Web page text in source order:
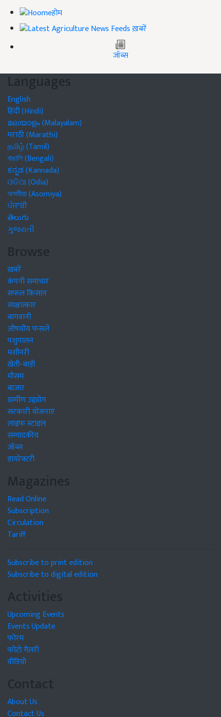
होम
ख़बरें
जॉब्स
Languages
English
हिंदी (Hindi)
മലയാളം (Malayalam)
मराठी (Marathi)
தமிழ் (Tamil)
বাঙালি (Bengali)
ಕನ್ನಡ (Kannada)
ଓଡିଆ (Odia)
অসমীয়া (Asomiya)
ਪੰਜਾਬੀ
తెలుగు
ગુજરાતી
Browse
खबरें
कंपनी समाचार
सफल किसान
साक्षात्कार
बागवानी
औषधीय फसलें
पशुपालन
मशीनरी
खेती-बाड़ी
मौसम
बाजार
ग्रामीण उद्द्योग
सरकारी योजनाएं
लाइफ स्टाइल
सम्पादकीय
जॉब्स
डायरेक्टरी
Magazines
Read Online
Subscription
Circulation
Tariff
Subscribe to print edition
Subscribe to digital edition
Activities
Upcoming Events
Events Update
फोरम
फोटो गैलरी
वीडियो
Contact
About Us
Contact Us